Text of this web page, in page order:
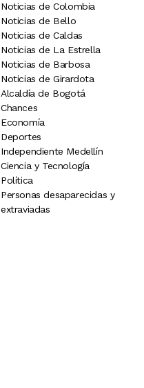
Noticias de Colombia
Noticias de Bello
Noticias de Caldas
Noticias de La Estrella
Noticias de Barbosa
Noticias de Girardota
Alcaldía de Bogotá
Chances
Economía
Deportes
Independiente Medellín
Ciencia y Tecnología
Política
Personas desaparecidas y
extraviadas